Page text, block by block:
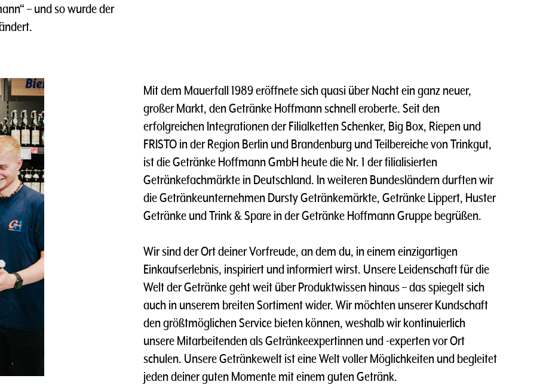
– und so wurde der
Mit dem Mauerfall 1989 eröffnete sich quasi über Nacht ein ganz neuer,
großer Markt, den Getränke Hoffmann schnell eroberte. Seit den
erfolgreichen Integrationen der Filialketten Schenker, Big Box, Riepen und
FRISTO in der Region Berlin und Brandenburg und Teilbereiche von Trinkgut,
ist die Getränke Hoffmann GmbH heute die Nr. 1 der filialisierten
Getränkefachmärkte in Deutschland. In weiteren Bundesländern durften wir
die Getränkeunternehmen Dursty Getränkemärkte, Getränke Lippert, Huster
Getränke und Trink & Spare in der Getränke Hoffmann Gruppe begrüßen.
Wir sind der Ort deiner Vorfreude, an dem du, in einem einzigartigen
Einkaufserlebnis, inspiriert und informiert wirst. Unsere Leidenschaft für die
Welt der Getränke geht weit über Produktwissen hinaus – das spiegelt sich
auch in unserem breiten Sortiment wider. Wir möchten unserer Kundschaft
den größtmöglichen Service bieten können, weshalb wir kontinuierlich
unsere Mitarbeitenden als Getränkeexpertinnen und -experten vor Ort
schulen. Unsere Getränkewelt ist eine Welt voller Möglichkeiten und begleitet
jeden deiner guten Momente mit einem guten Getränk.